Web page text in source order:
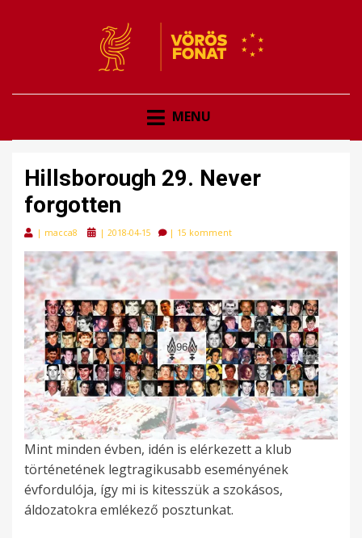
VÖRÖS FONAT
MENU
Hillsborough 29. Never
forgotten
| macca8
Posted
| 2018-04-15 | 15 komment
Mint minden évben, idén is elérkezett a klub
történetének legtragikusabb eseményének
évfordulója, így mi is kitesszük a szokásos,
áldozatokra emlékező posztunkat.